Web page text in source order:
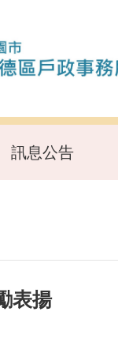
訊息公告
表揚